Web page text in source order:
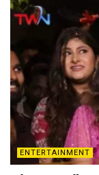
ENTERTAINMENT